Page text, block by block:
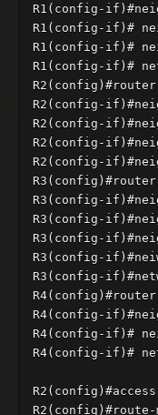
R1(config-
R1(config-if)#
R1(config-if)#
R1(config-if)#
R2(config)#router
R2(config-
R2(config-
R2(config-
R2(config-
R3(config)#router
R3(config-
R3(config-
R3(config-
R3(config-
R3(config-
R4(config)#router
R4(config-
R4(config-if)#
R4(config-if)#
R2(config)#route-